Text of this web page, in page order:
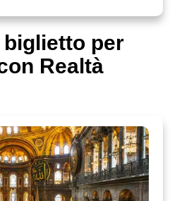
iglietto per
Realtà